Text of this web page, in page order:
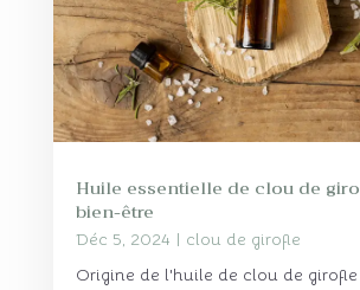
Huile essentielle de clou de
bien-être
Déc 5, 2024 | clou de girofle
Origine de l'huile de clou de